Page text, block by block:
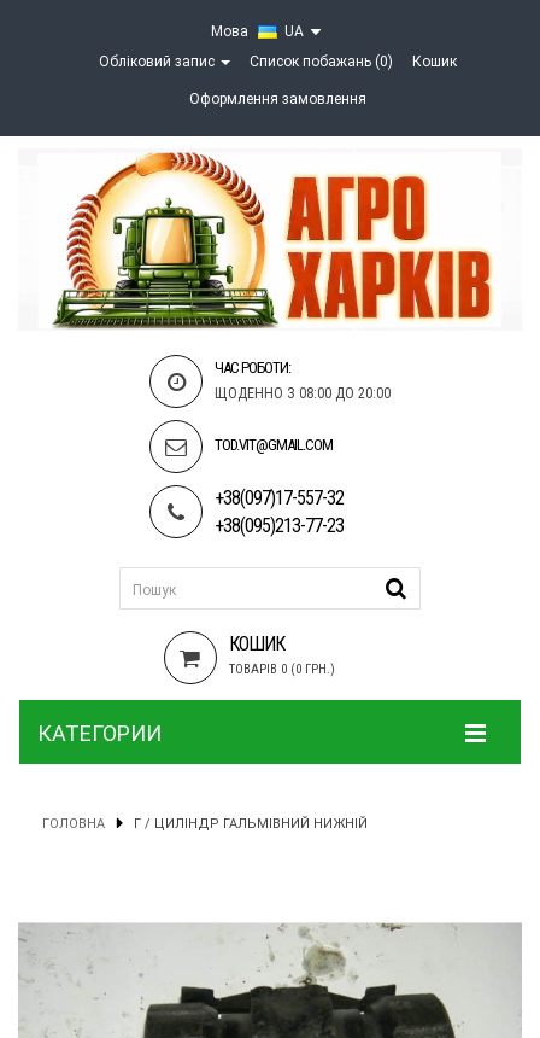
Мова
UA
Обліковий запис
Список побажань (0) Кошик
Оформлення замовлення
ЧАС РОБОТИ:
ЩОДЕННО З 08:00 ДО 20:00
TOD.VIT@GMAIL.COM
+38(097)17-557-32
+38(095)213-77-23
КОШИК
ТОВАРІВ 0 (0 ГРН.)
КАТЕГОРИИ
ГОЛОВНА Г / ЦИЛІНДР ГАЛЬМІВНИЙ НИЖНІЙ